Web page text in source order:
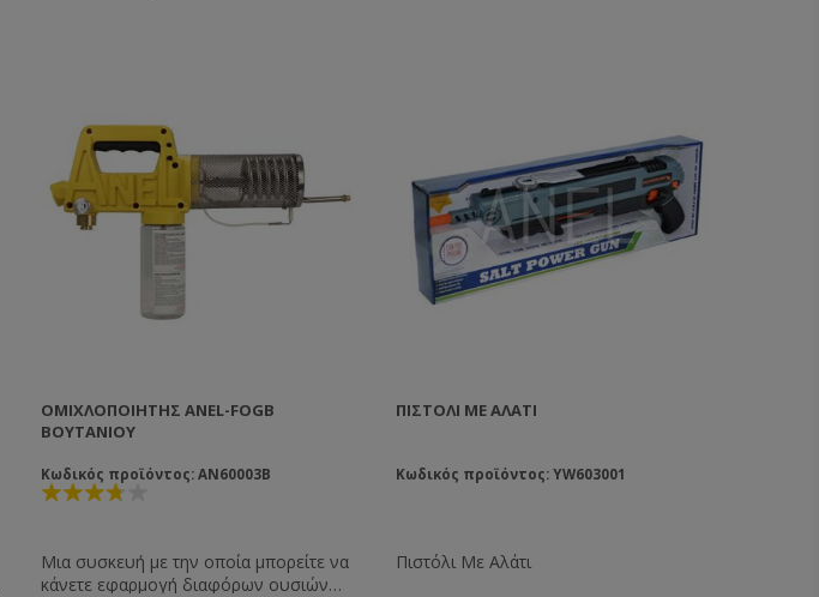
ΟΜΙΧΛΟΠΟΙΗΤΉΣ ANEL-FOGB
ΒΟΥΤΑΝΊΟΥ
Κωδικός προϊόντος: AN60003B
Μια συσκευή με την οποία μπορείτε να
κάνετε εφαρμογή διαφόρων ουσιών
ΠΙΣΤΌΛΙ ΜΕ ΑΛΆΤΙ
Κωδικός προϊόντος: YW603001
Πιστόλι Με Αλάτι